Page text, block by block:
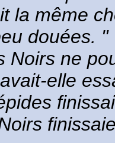
la même
douées. "
Noirs ne
elle